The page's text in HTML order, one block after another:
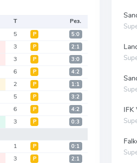
Т
Рез.
5 Р 5:0
3 Р 2:1
3 Р 3:0
6 Р 4:2
2 Р 1:1
5 Р 3:2
6 Р 4:2
3 Р 0:3
1 Р 0:1
3 Р 2:1
IFK